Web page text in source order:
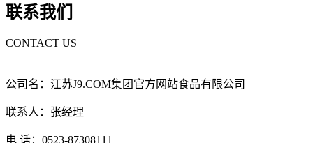
联系我们
CONTACT US
公司名：江苏J9.COM集团官方网站食品有限公司
联系人：张经理
电 话：0523-87308111